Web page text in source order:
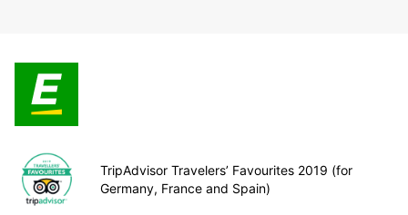
TripAdvisor Travelers’ Favourites 2019 (for
Germany, France and Spain)